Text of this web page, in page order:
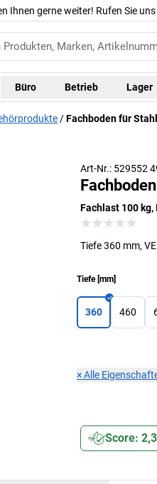
Ihnen gerne weiter! Rufen Sie
Büro Betrieb Lager
Fachboden für
Art-Nr.: 529552
Fachlast 100
Tiefe 360 mm,
Tiefe[mm]
360 460
×Alle
Score: